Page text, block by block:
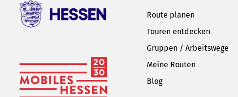
Route planen
Touren entdecken
Gruppen / Arbeitswege
Meine Routen
Blog